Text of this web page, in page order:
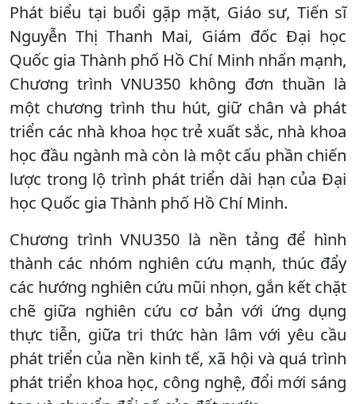
Phát biểu tại buổi gặp mặt, Giáo sư, Tiến sĩ
Nguyễn Thị Thanh Mai, Giám đốc Đại học
Quốc gia Thành phố Hồ Chí Minh nhấn mạnh,
Chương trình VNU350 không đơn thuần là
một chương trình thu hút, giữ chân và phát
triển các nhà khoa học trẻ xuất sắc, nhà khoa
học đầu ngành mà còn là một cấu phần chiến
lược trong lộ trình phát triển dài hạn của Đại
học Quốc gia Thành phố Hồ Chí Minh.
Chương trình VNU350 là nền tảng để hình
thành các nhóm nghiên cứu mạnh, thúc đẩy
các hướng nghiên cứu mũi nhọn, gắn kết chặt
chẽ giữa nghiên cứu cơ bản với ứng dụng
thực tiễn, giữa tri thức hàn lâm với yêu cầu
phát triển của nền kinh tế, xã hội và quá trình
phát triển khoa học, công nghệ, đổi mới sáng